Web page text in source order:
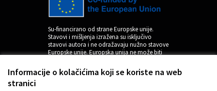
Informacije o kolačićima koji se koriste na web
stranici
Su-financirano od strane Europske unije.
Stavovi i mišljenja izražena su isključivo
stavovi autora i ne odražavaju nužno stavove
Europske unije. Europska unija ne može biti